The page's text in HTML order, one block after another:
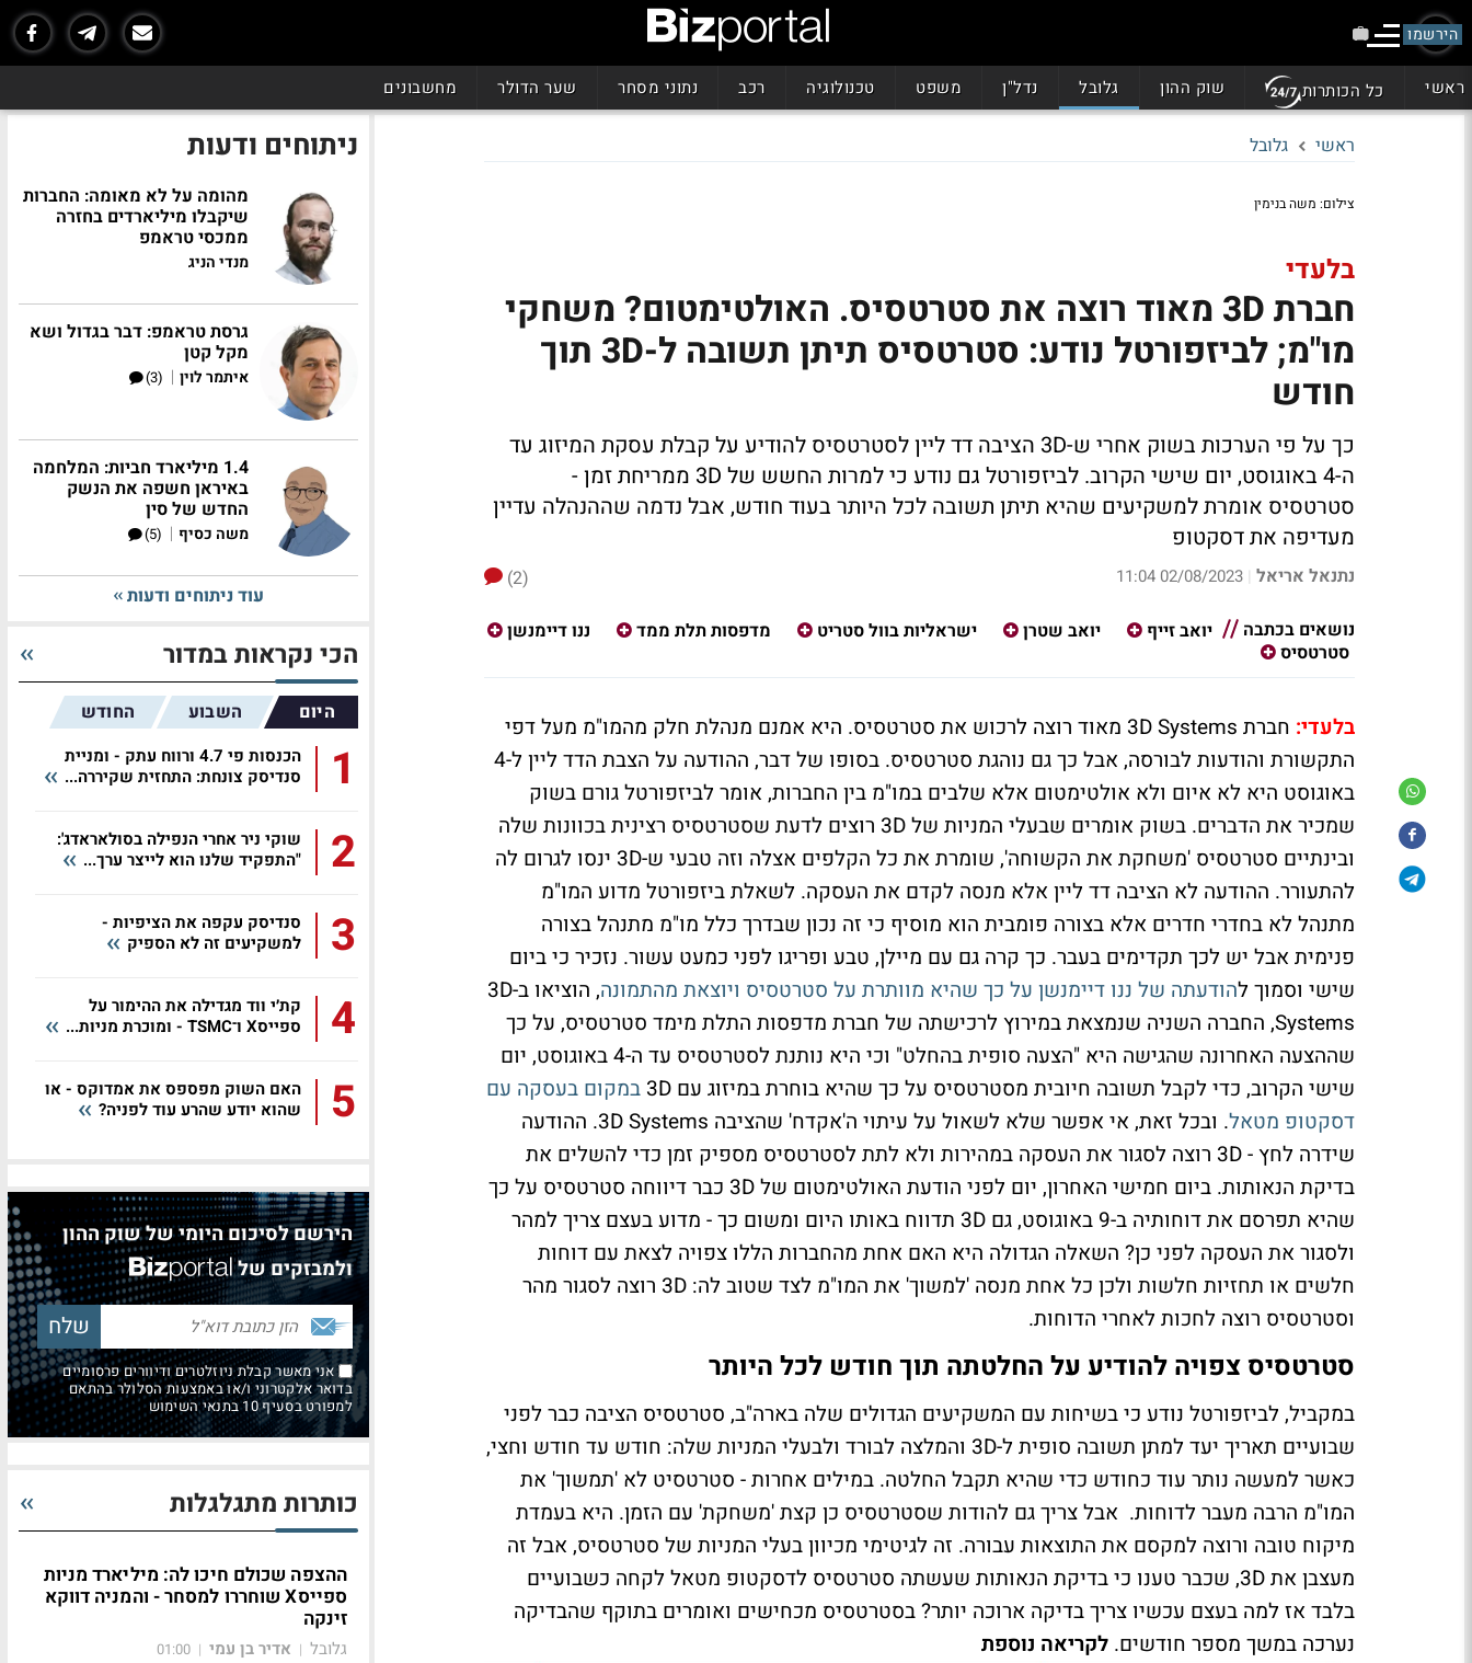
הירשמו
ראשי כל הכותרות שוק ההון גלובל נדל"ן משפט טכנולוגיה רכב נתוני מסחר שער הדולר מחשבונים
ראשי גלובל
צילום: משה בנימין
בלעדי
חברת 3D מאוד רוצה את סטרטסיס. האולטימטום? משחקי
מו"מ; לביזפורטל נודע: סטרטסיס תיתן תשובה ל-3D תוך
חודש
כך על פי הערכות בשוק אחרי ש-3D הציבה דד ליין לסטרטסיס להודיע על קבלת עסקת המיזוג עד
ה-4 באוגוסט, יום שישי הקרוב. לביזפורטל גם נודע כי למרות החשש של 3D ממריחת זמן -
סטרטסיס אומרת למשקיעים שהיא תיתן תשובה לכל היותר בעוד חודש, אבל נדמה שההנהלה עדיין
מעדיפה את דסקטופ
נתנאל אריאל |
02/08/2023 11:04
(2)
נושאים בכתבה
יואב זייף יואב שטרן ישראליות בוול סטריט מדפסות תלת ממד
ננו דיימנשן
סטרטסיס
בלעדי:
חברת 3D Systems מאוד רוצה לרכוש את סטרטסיס. היא אמנם מנהלת חלק מהמו"מ מעל דפי
התקשורת והודעות לבורסה, אבל כך גם נוהגת סטרטסיס. בסופו של דבר, ההודעה על הצבת הדד ליין ל-4
באוגוסט היא לא איום ולא אולטימטום אלא שלבים במו"מ בין החברות, אומר לביזפורטל גורם בשוק
שמכיר את הדברים. בשוק אומרים שבעלי המניות של 3D רוצים לדעת שסטרטסיס רצינית בכוונות שלה
ובינתיים סטרטסיס 'משחקת את הקשוחה', שומרת את כל הקלפים אצלה וזה טבעי ש-3D ינסו לגרום לה
להתעורר. ההודעה לא הציבה דד ליין אלא מנסה לקדם את העסקה. לשאלת ביזפורטל מדוע המו"מ
מתנהל לא בחדרי חדרים אלא בצורה פומבית הוא מוסיף כי זה נכון שבדרך כלל מו"מ מתנהל בצורה
פנימית אבל יש לכך תקדימים בעבר. כך קרה גם עם מיילן, טבע ופריגו לפני כמעט עשור. נזכיר כי ביום
שישי וסמוך להודעתה של ננו דיימנשן על כך שהיא מוותרת על סטרטסיס ויוצאת מהתמונה
, הוציאו ב-3D
Systems, החברה השניה שנמצאת במירוץ לרכישתה של חברת מדפסות התלת מימד סטרטסיס, על כך
שההצעה האחרונה שהגישה היא "הצעה סופית בהחלט" וכי היא נותנת לסטרטסיס עד ה-4 באוגוסט, יום
שישי הקרוב, כדי לקבל תשובה חיובית מסטרטסיס על כך שהיא בוחרת במיזוג עם 3D
במקום בעסקה עם
דסקטופ מטאל
. ובכל זאת, אי אפשר שלא לשאול על עיתוי ה'אקדח' שהציבה 3D Systems. ההודעה
שידרה לחץ - 3D רוצה לסגור את העסקה במהירות ולא לתת לסטרטסיס מספיק זמן כדי להשלים את
בדיקת הנאותות. ביום חמישי האחרון, יום לפני הודעת האולטימטום של 3D כבר דיווחה סטרטסיס על כך
שהיא תפרסם את דוחותיה ב-9 באוגוסט, גם 3D תדווח באותו היום ומשום כך - מדוע בעצם צריך למהר
ולסגור את העסקה לפני כן? השאלה הגדולה היא האם אחת מהחברות הללו צפויה לצאת עם דוחות
חלשים או תחזיות חלשות ולכן כל אחת מנסה 'למשוך' את המו"מ לצד שטוב לה: 3D רוצה לסגור מהר
וסטרטסיס רוצה לחכות לאחרי הדוחות.
סטרטסיס צפויה להודיע על החלטתה תוך חודש לכל היותר
במקביל, לביזפורטל נודע כי בשיחות עם המשקיעים הגדולים שלה בארה"ב, סטרטסיס הציבה כבר לפני
שבועיים תאריך יעד למתן תשובה סופית ל-3D והמלצה לבורד ולבעלי המניות שלה: חודש עד חודש וחצי,
כאשר למעשה נותר עוד כחודש כדי שהיא תקבל החלטה. במילים אחרות - סטרטסיט לא 'תמשוך' את
המו"מ הרבה מעבר לדוחות. אבל צריך גם להודות שסטרטסיס כן קצת 'משחקת' עם הזמן. היא בעמדת
מיקוח טובה ורוצה למקסם את התוצאות עבורה. זה לגיטימי מכיוון בעלי המניות של סטרטסיס, אבל זה
מעצבן את 3D, שכבר טענו כי בדיקת הנאותות שעשתה סטרטסיס לדסקטופ מטאל לקחה כשבועיים
בלבד אז למה בעצם עכשיו צריך בדיקה ארוכה יותר? בסטרטסיס מכחישים ואומרים בתוקף שהבדיקה
נערכה במשך מספר חודשים. לקריאה נוספת
ניתוחים ודעות
מהומה על לא מאומה: החברות
שיקבלו מיליארדים בחזרה
ממכסי טראמפ
מנדי הניג
גרסת טראמפ: דבר בגדול ושא
מקל קטן
איתמר לוין |
(3)
1.4 מיליארד חביות: המלחמה
באיראן חשפה את הנשק
החדש של סין
משה כסיף |
(5)
עוד ניתוחים ודעות
הכי נקראות במדור
היום השבוע החודש
1
הכנסות פי 4.7 ורווח עתק - ומניית
סנדיסק צונחת: התחזית שקיררה...
2
שוקי ניר אחרי הנפילה בסולאראדג':
"התפקיד שלנו הוא לייצר ערך...
3
סנדיסק עקפה את הציפיות -
למשקיעים זה לא הספיק
4
קת׳י ווד מגדילה את ההימור על
ספייסX ו־TSMC - ומוכרת מניות...
5
האם השוק מפספס את אמדוקס - או
שהוא יודע שהרע עוד לפניה?
הירשם לסיכום היומי של שוק ההון
ולמבזקים של
אני מאשר קבלת ניוזלטרים ודיוורים פרסומיים
בדואר אלקטרוני ו/או באמצעות הסלולר בהתאם
למפורט בסעיף 10 בתנאי השימוש
כותרות מתגלגלות
ההצפה שכולם חיכו לה: מיליארד מניות
ספייסX שוחררו למסחר - והמניה דווקא
זינקה
גלובל | אדיר בן עמי |
01:00